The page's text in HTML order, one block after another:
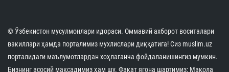
© Ўзбекистон мусулмонлари идораси. Оммавий ахборот воситалари
вакиллари ҳамда порталимиз мухлислари диққатига! Сиз muslim.uz
порталидаги маълумотлардан хоҳлаганча фойдаланишингиз мумкин.
Бизнинг асосий мақсадимиз ҳам шу. Фақат ягона шартимиз: Мақола